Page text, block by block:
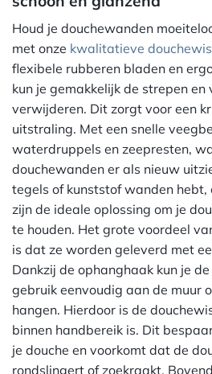
Houd je douchewanden
met onze kwalitatieve
flexibele rubberen bladen en
kun je gemakkelijk de strepen en
verwijderen. Dit zorgt voor een
uitstraling. Met een snelle
waterdruppels en zeepresten,
douchewanden er als nieuw
tegels of kunststof wanden hebt,
zijn de ideale oplossing om je
te houden. Het grote voordeel
is dat ze worden geleverd met
Dankzij de ophanghaak kun je
gebruik eenvoudig aan de muur
hangen. Hierdoor is de
binnen handbereik is. Dit
je douche en voorkomt dat de
rondslingert of zoekraakt.